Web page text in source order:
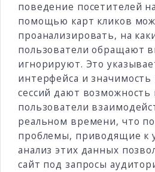
поведение посетителей
помощью карт кликов
проанализировать, на
пользователи обращают
игнорируют. Это
интерфейса и значимость
сессий дают возможность
пользователи
реальном времени, что
проблемы, приводящие к
анализ этих данных
сайт под запросы